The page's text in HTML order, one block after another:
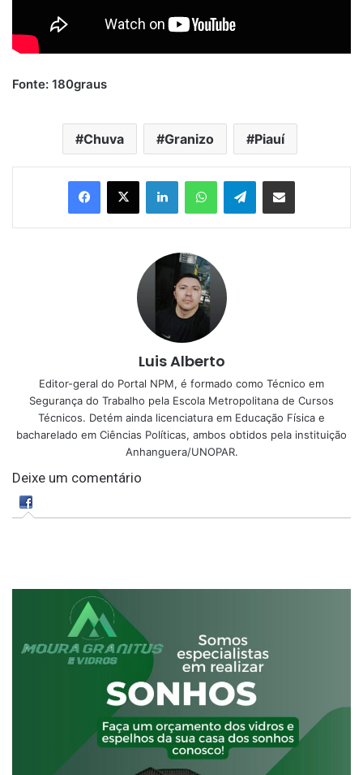
Fonte: 180graus
Chuva Granizo Piauí
Telegram
Luis Alberto
Editor-geral do Portal NPM, é formado como Técnico em
Segurança do Trabalho pela Escola Metropolitana de Cursos
Técnicos. Detém ainda licenciatura em Educação Física e
bacharelado em Ciências Políticas, ambos obtidos pela instituição
Anhanguera/UNOPAR.
Deixe um comentário